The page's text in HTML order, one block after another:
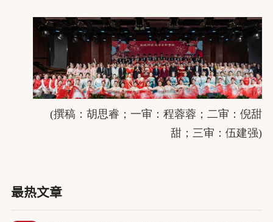
(撰稿：胡思睿；一审：程蓉蓉；二审：倪甜
甜；三审：伍建强)
最热文章